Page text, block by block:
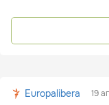
Europalibera 19